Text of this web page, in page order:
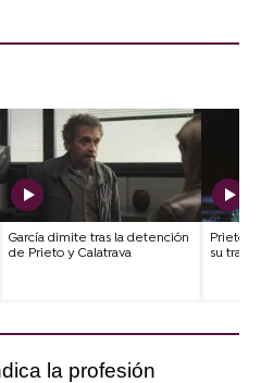
García dimite tras la detención
de Prieto y Calatrava
Prieto
su
la profesión